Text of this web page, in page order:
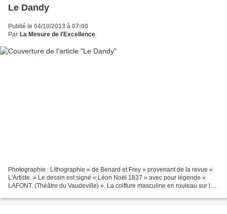
Le Dandy
Publié le 04/10/2013 à 07:00
Par La Mesure de l'Excellence
Photographie : Lithographie « de Benard et Frey » provenant de la revue «
L'Artiste. » Le dessin est signé « Léon Noël 1837 » avec pour légende «
LAFONT. (Théâtre du Vaudeville) ». La coiffure masculine en rouleau sur les